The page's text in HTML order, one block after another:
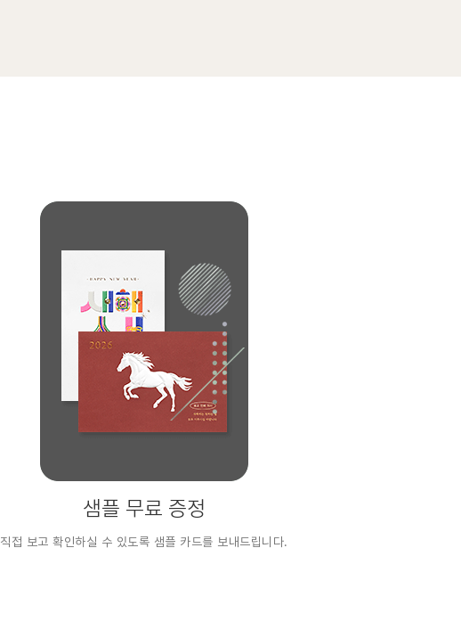
샘플 무료 증정
직접 보고 확인하실 수 있도록 샘플 카드를 보내드립니다.